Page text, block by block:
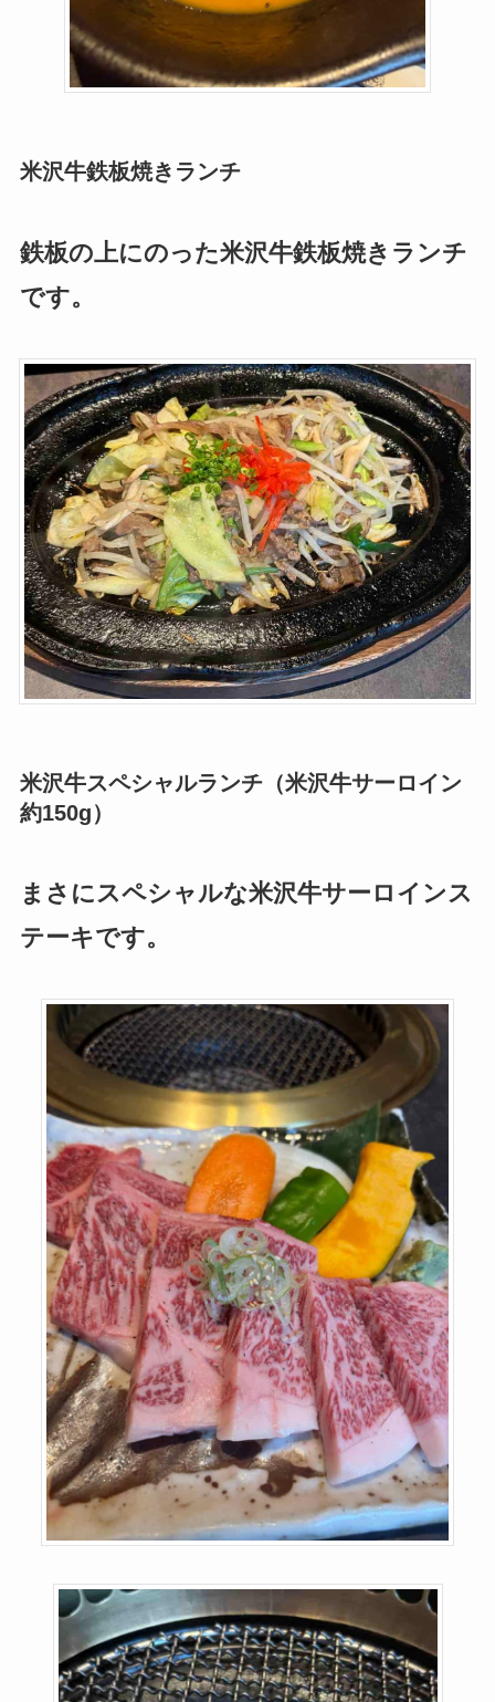
米沢牛鉄板焼きランチ
鉄板の上にのった米沢牛鉄板焼きランチ
です。
米沢牛スペシャルランチ（米沢牛サーロイン
約150g）
まさにスペシャルな米沢牛サーロインス
テーキです。